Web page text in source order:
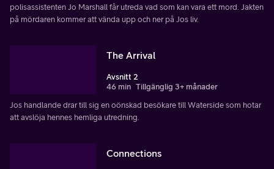
polisassistenten Jo Marshall får utreda vad som kan vara ett mord. Jakten
på mördaren kommer att vända upp och ner på Jos liv.
The Arrival
Avsnitt 2
46 min Tillgänglig 3+ månader
Jos handlande drar till sig en oönskad besökare till Waterside som hotar
att avslöja hennes hemliga utredning.
Connections